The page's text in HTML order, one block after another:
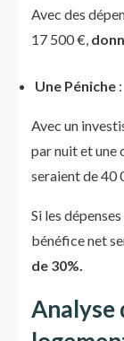
Avec des
17 500 €,
Une Péniche :
Avec un
par nuit et une
seraient de 40
Si les
bénéfice net
de 30%.
Analyse